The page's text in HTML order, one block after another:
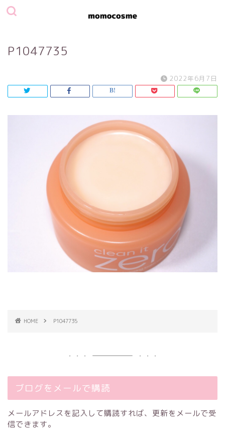
P1047735
2022年6月7日
HOME P1047735
ブログをメールで購読
メールアドレスを記入して購読すれば、更新をメールで受
信できます。